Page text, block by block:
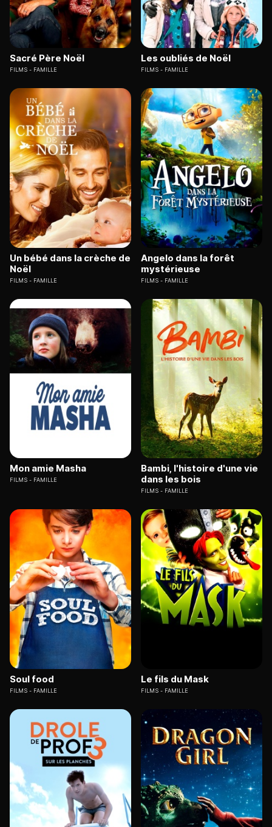
Sacré Père Noël
FILMS FAMILLE
Les oubliés de Noël
FILMS FAMILLE
Un bébé dans la crèche de
Noël
FILMS FAMILLE
Angelo dans la forêt
mystérieuse
FILMS FAMILLE
Mon amie Masha
FILMS FAMILLE
Bambi, l'histoire d'une vie
dans les bois
FILMS FAMILLE
Soul food
FILMS FAMILLE
Le fils du Mask
FILMS FAMILLE